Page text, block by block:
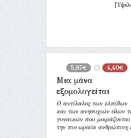
5,87€ 4,40€
Μια μάνα
εξομολογείται
Ο αντίλαλος των ελπίδων
και των ανησυχιών όλων
γυναικών που μοιράζονται
την πιο ωραία ανθρώπινη